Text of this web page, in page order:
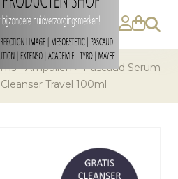
- Ampullen>Pascaud Serum
Travel 100ml